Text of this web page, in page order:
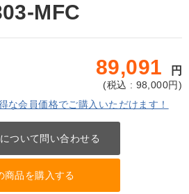
MFC
89,091 円
(税込 : 98,000円)
な会員価格でご購入いただけます！
ついて問い合わせる
商品を購入する